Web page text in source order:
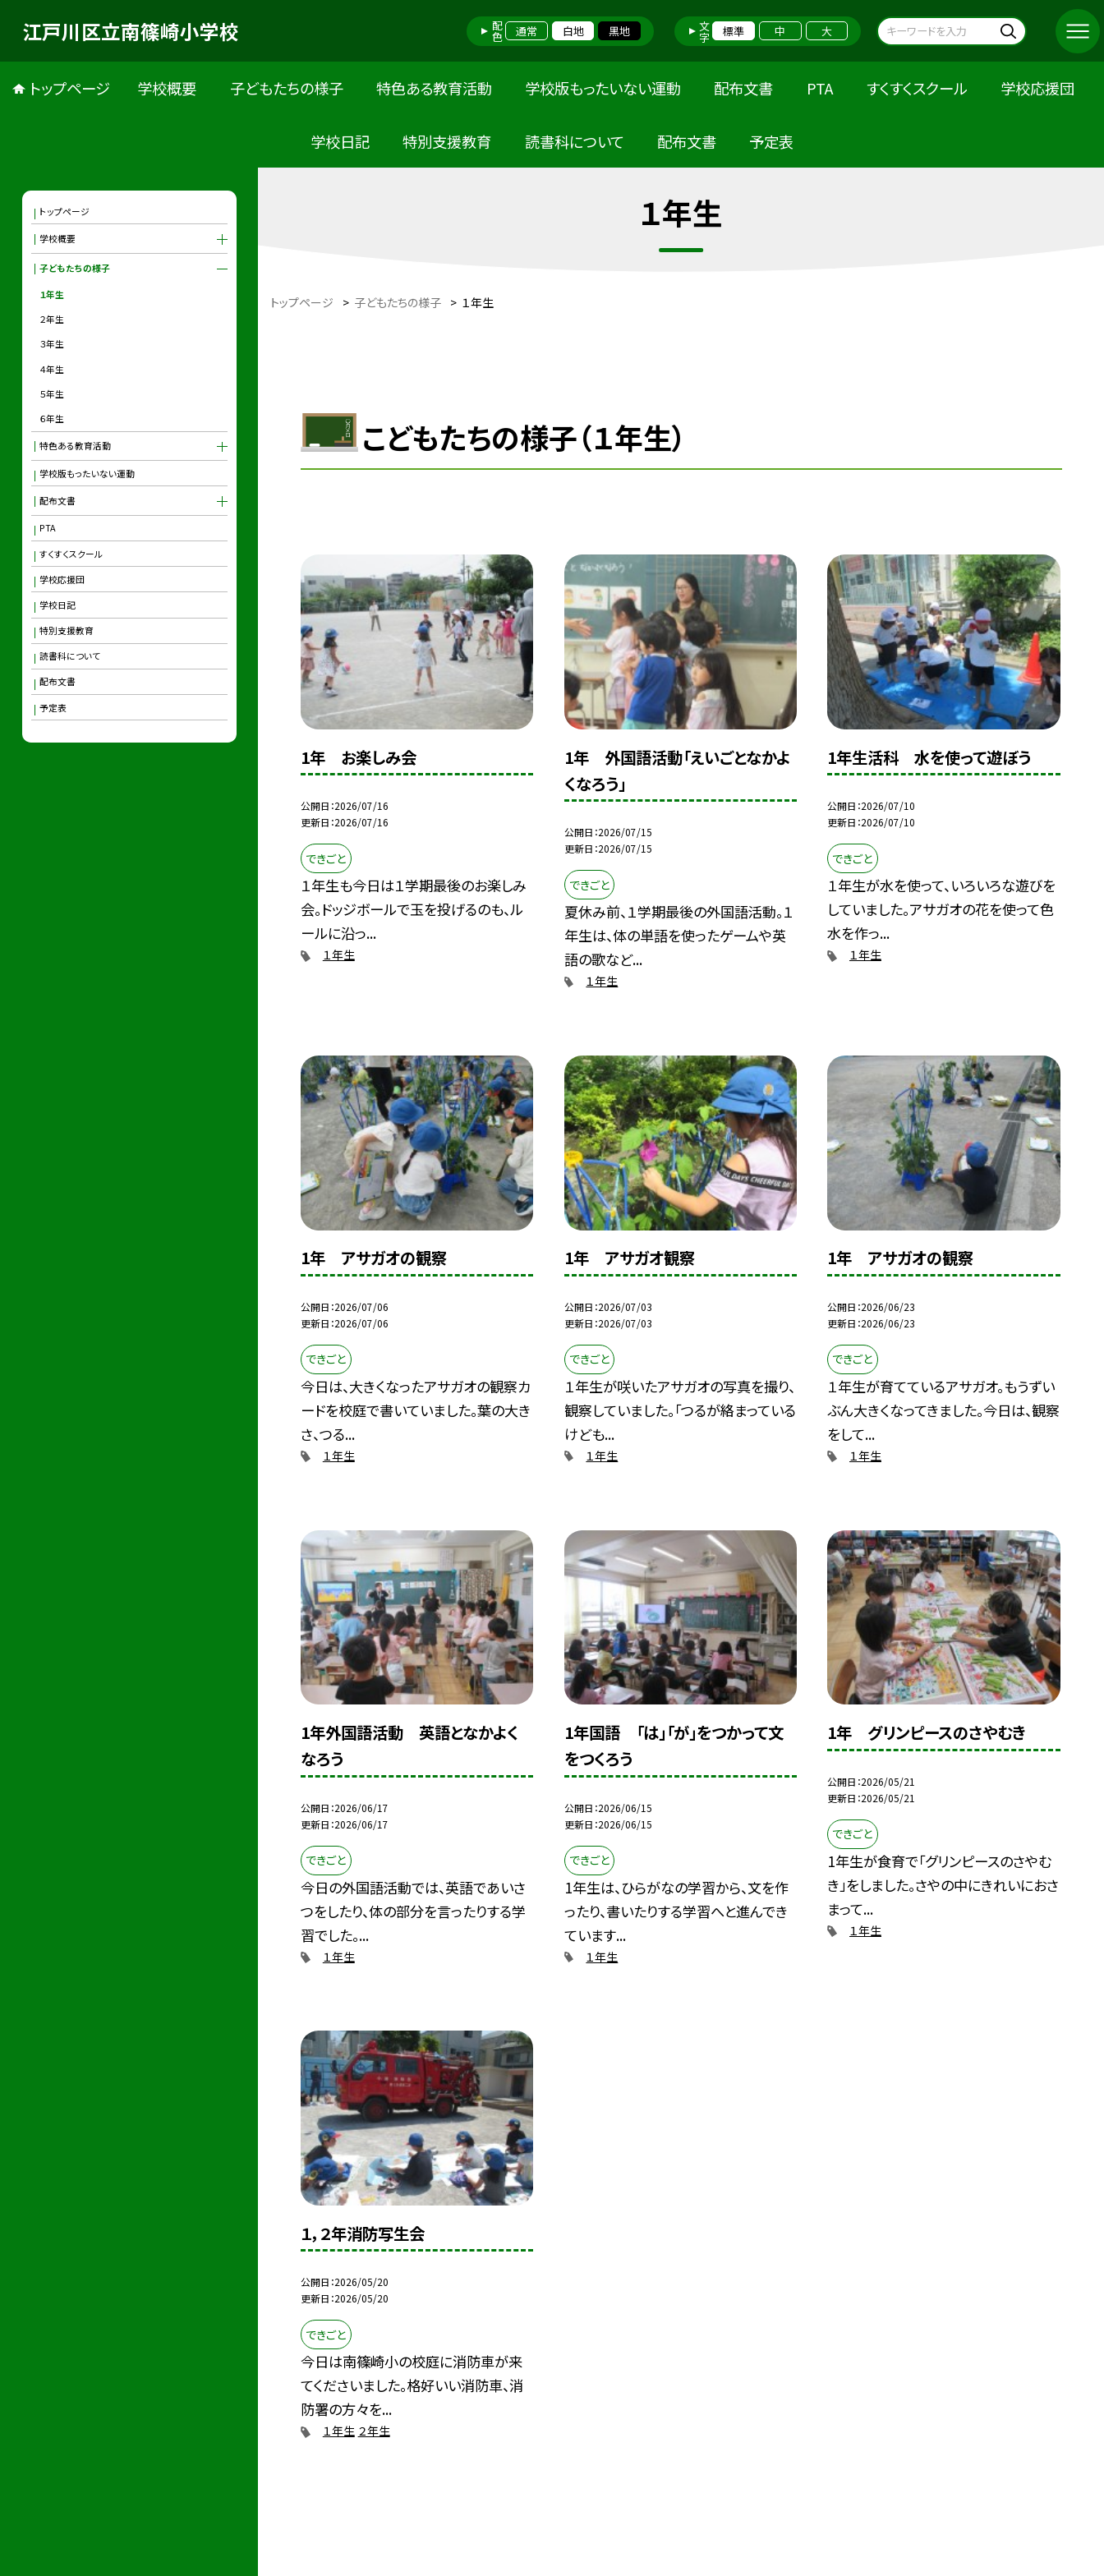
江戸川区立南篠崎小学校 配色 通常 白地 黒地 文字 標準 中 大
トップページ 学校概要 子どもたちの様子 特色ある教育活動 学校版もったいない運動 配布文書 PTA すくすくスクール 学校応援団
学校日記 特別支援教育 読書科について 配布文書 予定表
１年生
トップページ > 子どもたちの様子 > １年生
こどもたちの様子（１年生）
1年 お楽しみ会
公開日 2026/07/16
更新日 2026/07/16
できごと
１年生も今日は１学期最後のお楽しみ
会。ドッジボールで玉を投げるのも、ル
ールに沿っ...
１年生
1年 外国語活動「えいごとなかよ
くなろう」
公開日 2026/07/15
更新日 2026/07/15
できごと
夏休み前、１学期最後の外国語活動。１
年生は、体の単語を使ったゲームや英
語の歌など...
１年生
1年生活科 水を使って遊ぼう
公開日 2026/07/10
更新日 2026/07/10
できごと
１年生が水を使って、いろいろな遊びを
していました。アサガオの花を使って色
水を作っ...
１年生
1年 アサガオの観察
公開日 2026/07/06
更新日 2026/07/06
できごと
今日は、大きくなったアサガオの観察カ
ードを校庭で書いていました。葉の大き
さ、つる...
１年生
1年 アサガオ観察
公開日 2026/07/03
更新日 2026/07/03
できごと
１年生が咲いたアサガオの写真を撮り、
観察していました。「つるが絡まっている
けども...
１年生
1年 アサガオの観察
公開日 2026/06/23
更新日 2026/06/23
できごと
１年生が育てているアサガオ。もうずい
ぶん大きくなってきました。今日は、観察
をして...
１年生
1年外国語活動 英語となかよく
なろう
公開日 2026/06/17
更新日 2026/06/17
できごと
今日の外国語活動では、英語であいさ
つをしたり、体の部分を言ったりする学
習でした。...
１年生
1年国語 「は」「が」をつかって文
をつくろう
公開日 2026/06/15
更新日 2026/06/15
できごと
1年生は、ひらがなの学習から、文を作
ったり、書いたりする学習へと進んでき
ています...
１年生
1年 グリンピースのさやむき
公開日 2026/05/21
更新日 2026/05/21
できごと
1年生が食育で「グリンピースのさやむ
き」をしました。さやの中にきれいにおさ
まって...
１年生
１，２年消防写生会
公開日 2026/05/20
更新日 2026/05/20
できごと
今日は南篠崎小の校庭に消防車が来
てくださいました。格好いい消防車、消
防署の方々を...
１年生 ２年生
トップページ
学校概要
子どもたちの様子
１年生
２年生
３年生
４年生
５年生
６年生
特色ある教育活動
学校版もったいない運動
配布文書
PTA
すくすくスクール
学校応援団
学校日記
特別支援教育
読書科について
配布文書
予定表